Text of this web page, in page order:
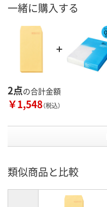
一緒に購入する
2点の合計金額
￥1,548（税込）
類似商品と比較